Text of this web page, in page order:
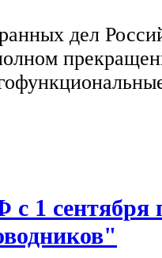
дел
1 сентября